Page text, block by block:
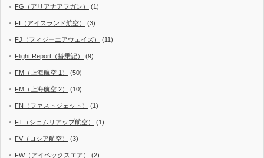
FG（アリアナアフガン） (1)
FI（アイスランド航空） (3)
FJ（フィジーエアウェイズ） (11)
Flight Report（搭乗記） (9)
FM（上海航空 1） (50)
FM（上海航空 2） (10)
FN（ファストジェット） (1)
FT（シェムリアップ航空） (1)
FV（ロシア航空） (3)
FW（アイベックスエア） (2)